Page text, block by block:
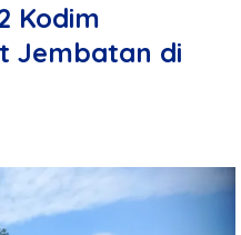
Kodim
Jembatan di